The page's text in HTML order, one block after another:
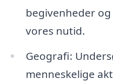
begivenheder
vores nutid.
Geografi:
menneskelige